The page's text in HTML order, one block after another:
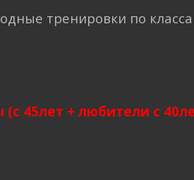
тренировки по
(с 45лет + любители с